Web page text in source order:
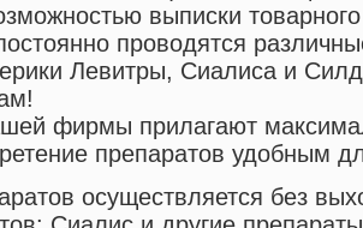
выписки
проводятся
Левитры, Сиалиса и
фирмы прилагают
препаратов удобным
осуществляется без